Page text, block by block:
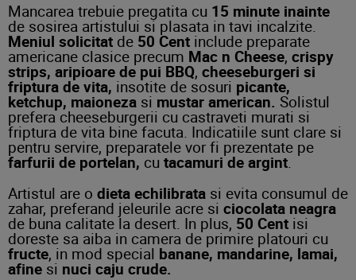
Mancarea trebuie pregatita cu 15 minute inainte
de sosirea artistului si plasata in tavi incalzite.
Meniul solicitat de 50 Cent include preparate
americane clasice precum Mac n Cheese, crispy
strips, aripioare de pui BBQ, cheeseburgeri si
friptura de vita, insotite de sosuri picante,
ketchup, maioneza si mustar american. Solistul
prefera cheeseburgerii cu castraveti murati si
friptura de vita bine facuta. Indicatiile sunt clare si
pentru servire, preparatele vor fi prezentate pe
farfurii de portelan, cu tacamuri de argint.
Artistul are o dieta echilibrata si evita consumul de
zahar, preferand jeleurile acre si ciocolata neagra
de buna calitate la desert. In plus, 50 Cent isi
doreste sa aiba in camera de primire platouri cu
fructe, in mod special banane, mandarine, lamai,
afine si nuci caju crude.